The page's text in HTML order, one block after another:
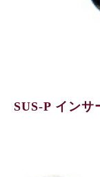
SUS-P インサ